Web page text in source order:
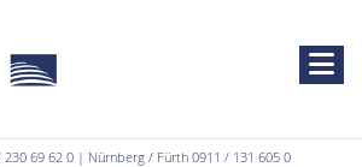
230 69 62 0 | Nürnberg / Fürth 0911 / 131 605 0